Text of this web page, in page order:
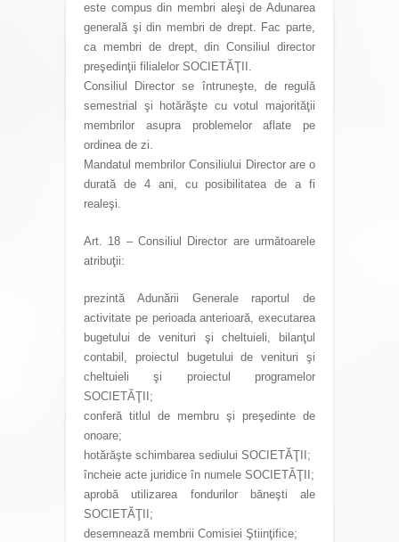
este compus din membri aleşi de Adunarea
generală şi din membri de drept. Fac parte,
ca membri de drept, din Consiliul director
preşedinţii filialelor SOCIETĂŢII.
Consiliul Director se întruneşte, de regulă
semestrial şi hotărăşte cu votul majorităţii
membrilor asupra problemelor aflate pe
ordinea de zi.
Mandatul membrilor Consiliului Director are o
durată de 4 ani, cu posibilitatea de a fi
realeşi.
Art. 18 – Consiliul Director are următoarele
atribuţii:
prezintă Adunării Generale raportul de
activitate pe perioada anterioară, executarea
bugetului de venituri şi cheltuieli, bilanţul
contabil, proiectul bugetului de venituri şi
cheltuieli şi proiectul programelor
SOCIETĂŢII;
conferă titlul de membru şi preşedinte de
onoare;
hotărăşte schimbarea sediului SOCIETĂŢII;
încheie acte juridice în numele SOCIETĂŢII;
aprobă utilizarea fondurilor băneşti ale
SOCIETĂŢII;
desemnează membrii Comisiei Ştiinţifice;